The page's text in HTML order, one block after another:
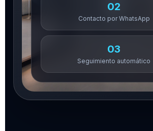
02
Contacto por WhatsApp
03
Seguimiento automático